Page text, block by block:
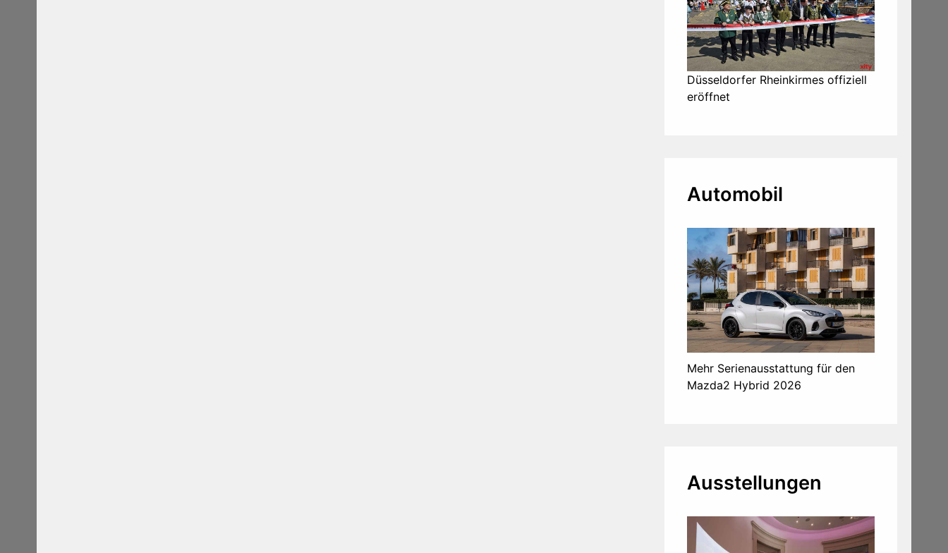
Düsseldorfer Rheinkirmes offiziell
eröffnet
Automobil
Mehr Serienausstattung für den
Mazda2 Hybrid 2026
Ausstellungen